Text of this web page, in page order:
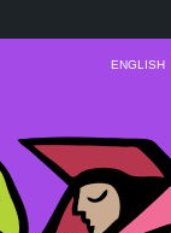
ENGLISH